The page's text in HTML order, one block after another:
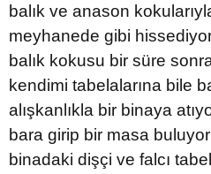
balık ve anason
meyhanede gibi
balık kokusu bir süre
kendimi tabelalarına bile
alışkanlıkla bir binaya
bara girip bir masa
binadaki dişçi ve falcı